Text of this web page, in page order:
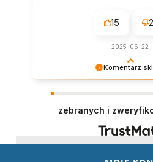
Komentarz
słowo od naszych klientów.
codziennie spełniać
Będzie nam miło gościć Cię
15 2
2025-06-22
zebranych i